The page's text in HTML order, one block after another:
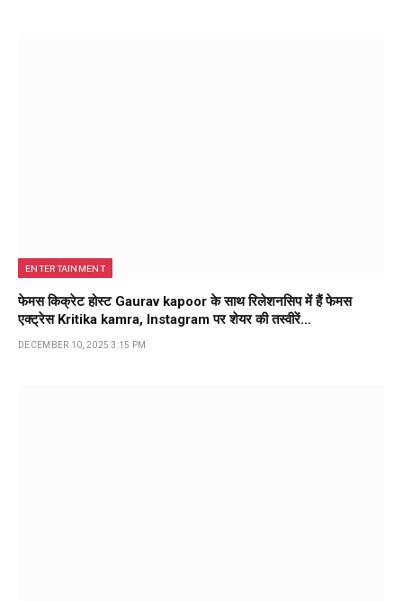
ENTERTAINMENT
फेमस किक्रेट होस्ट Gaurav kapoor के साथ रिलेशनसिप में हैं फेमस
एक्ट्रेस Kritika kamra, Instagram पर शेयर की तस्वीरें…
DECEMBER 10, 2025 3:15 PM